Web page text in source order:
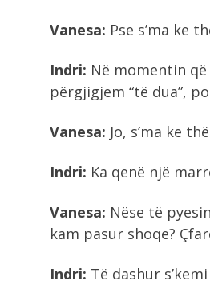
Vanesa: Pse s’ma ke
Indri: Në momentin që
përgjigjem “të dua”,
Vanesa: Jo, s’ma ke
Indri: Ka qenë një
Vanesa: Nëse të
kam pasur shoqe?
Indri: Të dashur